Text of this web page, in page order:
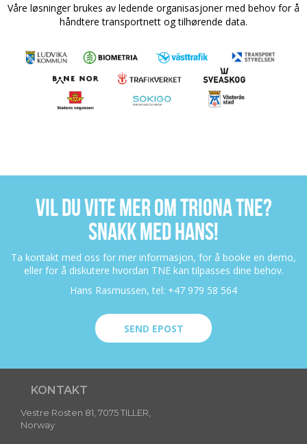
Våre løsninger brukes av ledende organisasjoner med behov for å
håndtere transportnett og tilhørende data.
VIL DU VITE MER OM TRIONA TNE?
SNAKK MED HANS!
Ta kontakt med oss for mer informasjon, for å booke en demo,
eller for å diskutere hvordan TNE kan tilpasses dine behov.
Hans Rasmussen, tel: +47 979 58 564
SEND EPOST
KONTAKT
Vestre Rosten 81, 7075 TILLER,
Norway